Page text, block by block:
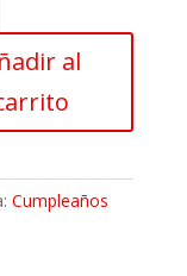
al
Cumpleaños